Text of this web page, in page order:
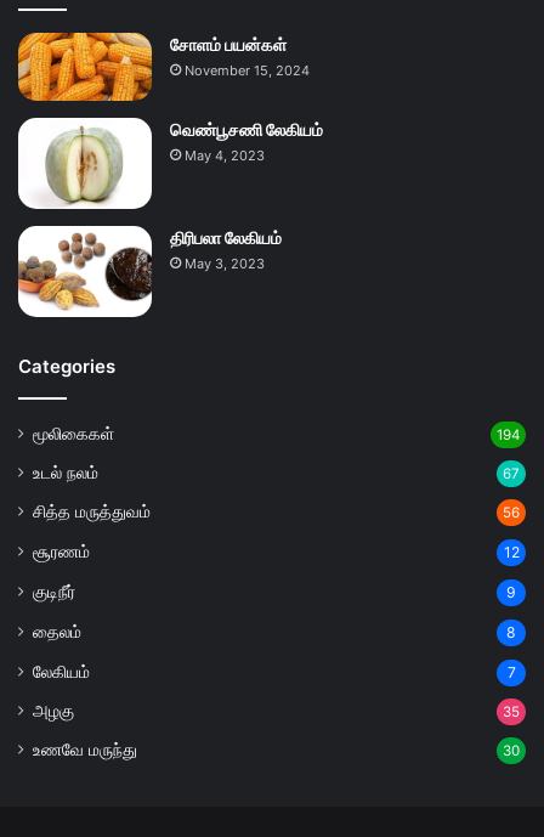
சோளம் பயன்கள்
November 15, 2024
வெண்பூசணி லேகியம்
May 4, 2023
திரிபலா லேகியம்
May 3, 2023
Categories
மூலிகைகள் 194
உடல் நலம் 67
சித்த மருத்துவம் 56
சூரணம் 12
குடிநீர் 9
தைலம் 8
லேகியம் 7
அழகு 35
உணவே மருந்து 30